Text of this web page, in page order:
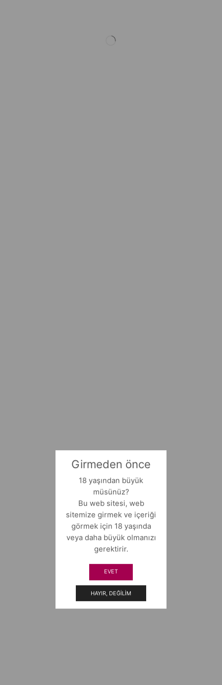
Girmeden önce
18 yaşından büyük
müsünüz?
Bu web sitesi, web
sitemize girmek ve içeriği
görmek için 18 yaşında
veya daha büyük olmanızı
gerektirir.
EVET
HAYIR, DEĞILIM